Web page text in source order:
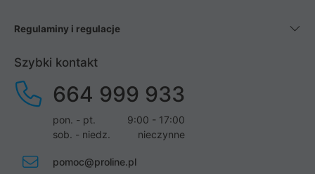
Regulaminy i regulacje
Szybki kontakt
664 999 933
pon. - pt.
9:00 - 17:00
sob. - niedz.
nieczynne
pomoc@proline.pl